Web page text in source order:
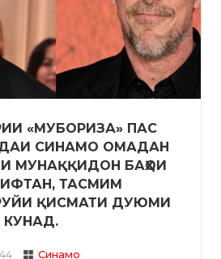
44 Синамо
«МУБОРИЗА» ПАС
СИНАМО ОМАДАН
МУНАҚҚИДОН БАҲОИ
ТАСМИМ
ҚИСМАТИ ДУЮМИ
КУНАД.